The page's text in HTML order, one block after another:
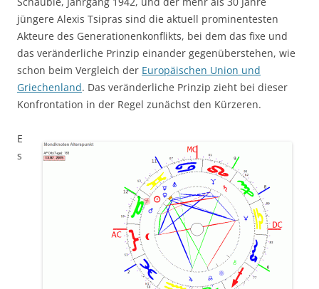
jüngere Alexis Tsipras sind die aktuell prominentesten
Akteure des Generationenkonflikts, bei dem das fixe und
das veränderliche Prinzip einander gegenüberstehen, wie
schon beim Vergleich der Europäischen Union und
Griechenland. Das veränderliche Prinzip zieht bei dieser
Konfrontation in der Regel zunächst den Kürzeren.
E
s